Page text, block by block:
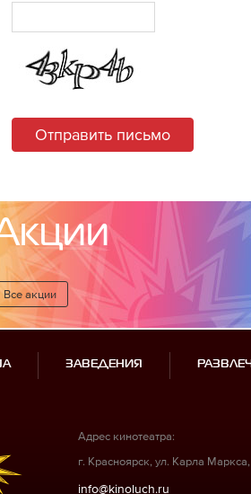
Отправить письмо
Все акции
ЗАВЕДЕНИЯ
Адрес кинотеатра:
г. Красноярск, ул. Карла Маркса,
info@kinoluch.ru